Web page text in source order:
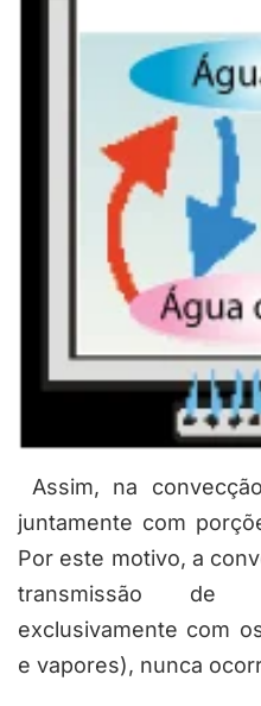
Assim, na
juntamente com
Por este motivo, a
transmissão
exclusivamente com
e vapores), nunca